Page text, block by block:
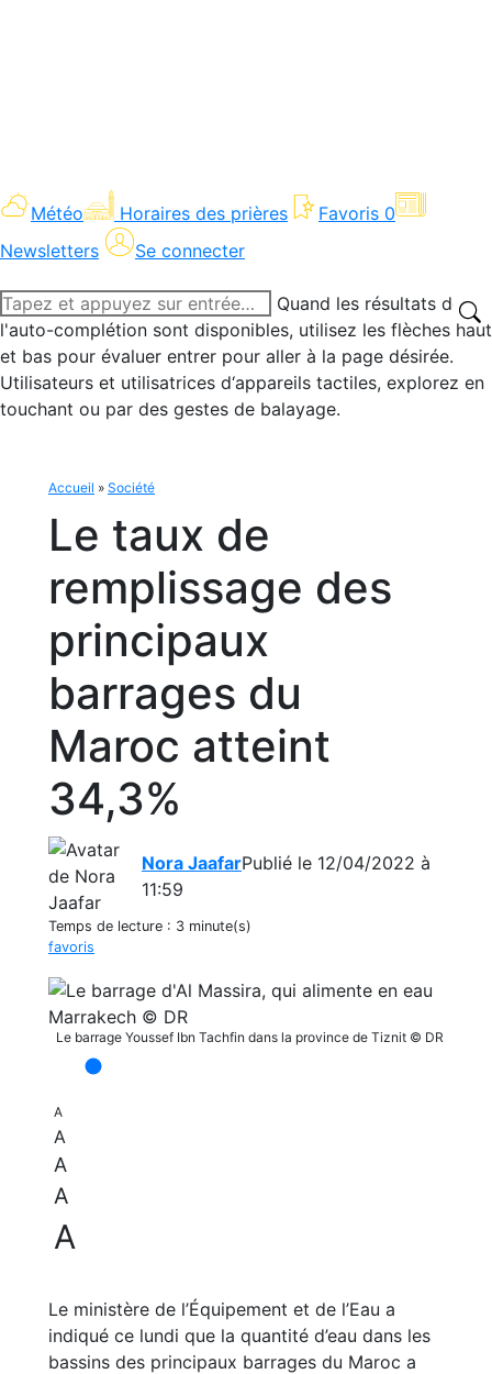
Météo Horaires des prières Favoris 0
Newsletters
Se connecter
Recherche
:
Quand les résultats de
l'auto-complétion sont disponibles, utilisez les flèches haut
et bas pour évaluer entrer pour aller à la page désirée.
Utilisateurs et utilisatrices d‘appareils tactiles, explorez en
touchant ou par des gestes de balayage.
Accueil » Société
Le taux de
remplissage des
principaux
barrages du
Maroc atteint
34,3%
Nora JaafarPublié le 12/04/2022 à
11:59
Temps de lecture : 3 minute(s)
favoris
Le barrage Youssef Ibn Tachfin dans la province de Tiznit © DR
A
A
A
A
A
Le ministère de l’Équipement et de l’Eau a
indiqué ce lundi que la quantité d’eau dans les
bassins des principaux barrages du Maroc a